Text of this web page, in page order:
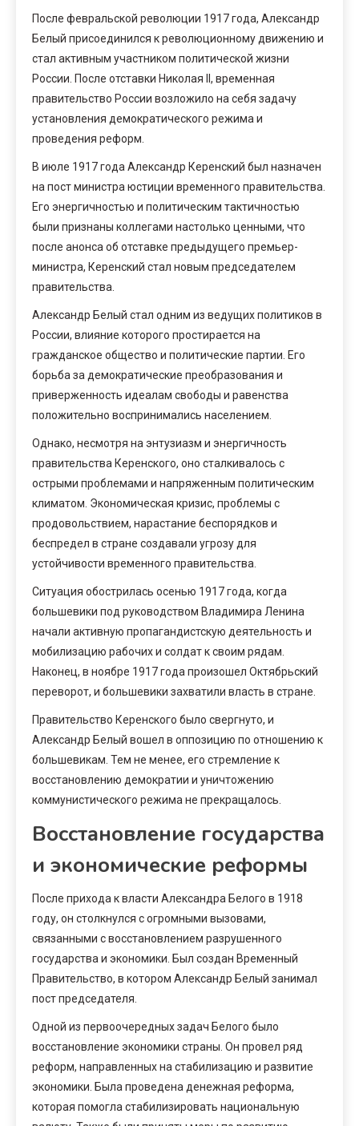
После февральской революции 1917 года, Александр
Белый присоединился к революционному движению и
стал активным участником политической жизни
России. После отставки Николая II, временная
правительство России возложило на себя задачу
установления демократического режима и
проведения реформ.
В июле 1917 года Александр Керенский был назначен
на пост министра юстиции временного правительства.
Его энергичностью и политическим тактичностью
были признаны коллегами настолько ценными, что
после анонса об отставке предыдущего премьер-
министра, Керенский стал новым председателем
правительства.
Александр Белый стал одним из ведущих политиков в
России, влияние которого простирается на
гражданское общество и политические партии. Его
борьба за демократические преобразования и
приверженность идеалам свободы и равенства
положительно воспринимались населением.
Однако, несмотря на энтузиазм и энергичность
правительства Керенского, оно сталкивалось с
острыми проблемами и напряженным политическим
климатом. Экономическая кризис, проблемы с
продовольствием, нарастание беспорядков и
беспредел в стране создавали угрозу для
устойчивости временного правительства.
Ситуация обострилась осенью 1917 года, когда
большевики под руководством Владимира Ленина
начали активную пропагандистскую деятельность и
мобилизацию рабочих и солдат к своим рядам.
Наконец, в ноябре 1917 года произошел Октябрьский
переворот, и большевики захватили власть в стране.
Правительство Керенского было свергнуто, и
Александр Белый вошел в оппозицию по отношению к
большевикам. Тем не менее, его стремление к
восстановлению демократии и уничтожению
коммунистического режима не прекращалось.
Восстановление государства
и экономические реформы
После прихода к власти Александра Белого в 1918
году, он столкнулся с огромными вызовами,
связанными с восстановлением разрушенного
государства и экономики. Был создан Временный
Правительство, в котором Александр Белый занимал
пост председателя.
Одной из первоочередных задач Белого было
восстановление экономики страны. Он провел ряд
реформ, направленных на стабилизацию и развитие
экономики. Была проведена денежная реформа,
которая помогла стабилизировать национальную